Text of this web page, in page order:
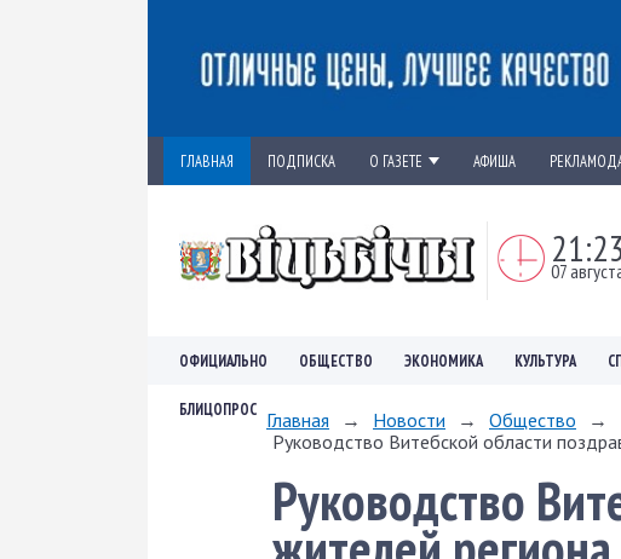
ГЛАВНАЯ ПОДПИСКА О ГАЗЕТЕ АФИША
07
ОФИЦИАЛЬНО ОБЩЕСТВО ЭКОНОМИКА КУЛЬТУРА
БЛИЦОПРОС Главная → Новости → Общество
→
Руководство Витебской области
Руководство